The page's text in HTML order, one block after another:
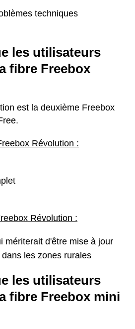
techniques
les utilisateurs
fibre Freebox
est la deuxième Freebox
Révolution :
Révolution :
mériterait d'être mise à jour
les zones rurales
les utilisateurs
fibre Freebox mini